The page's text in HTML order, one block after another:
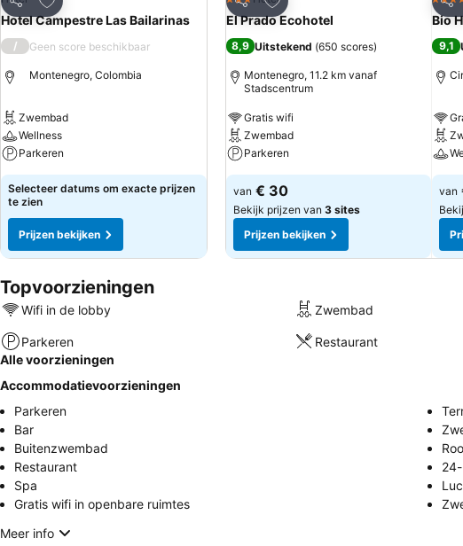
Delen
Hotel Campestre Las Bailarinas
/ Geen score beschikbaar
Montenegro, Colombia
Zwembad
Wellness
Parkeren
Selecteer datums om exacte prijzen
te zien
Prijzen bekijken
Delen
3 Sterren
El Prado Ecohotel
8,9 Uitstekend (650 scores)
Montenegro, 11.2 km vanaf
Stadscentrum
Gratis wifi
Zwembad
Parkeren
van € 30
Bekijk prijzen van 3 sites
Prijzen bekijken
4
Bio
9,1
van
Topvoorzieningen
Wifi in de lobby Zwembad
Parkeren Restaurant
Alle voorzieningen
Accommodatievoorzieningen
Parkeren
Bar
Buitenzwembad
Restaurant
Spa
Gratis wifi in openbare ruimtes
Meer info